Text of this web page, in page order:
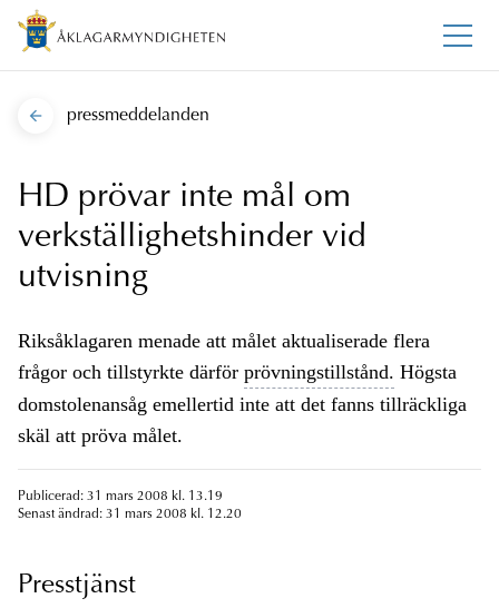
pressmeddelanden
HD prövar inte mål om
verkställighetshinder vid
utvisning
Riksåklagaren menade att målet aktualiserade flera
frågor och tillstyrkte därför prövningstillstånd. Högsta
domstolenansåg emellertid inte att det fanns tillräckliga
skäl att pröva målet.
Publicerad: 31 mars 2008 kl. 13.19
Senast ändrad: 31 mars 2008 kl. 12.20
Presstjänst